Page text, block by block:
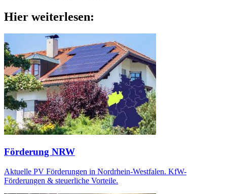
Hier weiterlesen:
Förderung NRW
Aktuelle PV Förderungen in Nordrhein-Westfalen. KfW-
Förderungen & steuerliche Vorteile.